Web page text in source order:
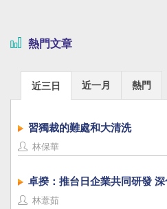
熱門文章
近三日 近一月 熱門
習獨裁的難處和大清洗
林保華
卓揆：推台日企業共同研發
林薏茹